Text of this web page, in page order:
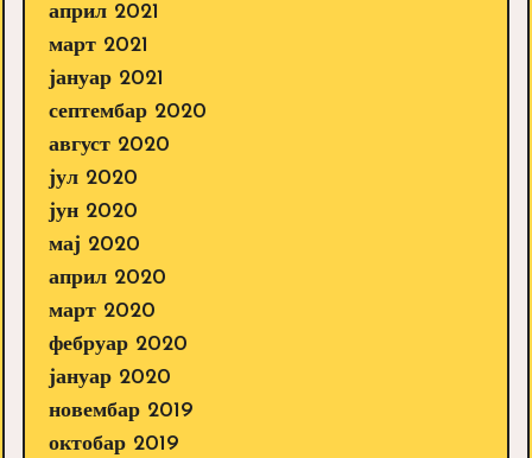
април 2021
март 2021
јануар 2021
септембар 2020
август 2020
јул 2020
јун 2020
мај 2020
април 2020
март 2020
фебруар 2020
јануар 2020
новембар 2019
октобар 2019